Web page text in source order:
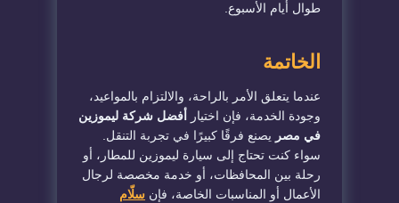
طوال أيام الأسبوع.
الخاتمة
عندما يتعلق الأمر بالراحة، والالتزام بالمواعيد،
وجودة الخدمة، فإن اختيار
أفضل شركة ليموزين
في مصر يصنع فرقًا كبيرًا في تجربة التنقل.
سواء كنت تحتاج إلى سيارة ليموزين للمطار، أو
رحلة بين المحافظات، أو خدمة مخصصة لرجال
الأعمال أو المناسبات الخاصة، فإن سلّام